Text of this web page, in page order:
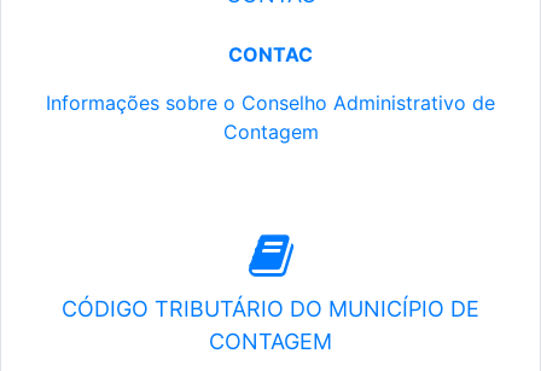
CONTAC
Informações sobre o Conselho Administrativo de
Contagem
CÓDIGO TRIBUTÁRIO DO MUNICÍPIO DE
CONTAGEM